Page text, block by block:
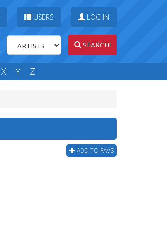
USERS LOG IN
SEARCH!
X Y Z
ADD TO FAVS